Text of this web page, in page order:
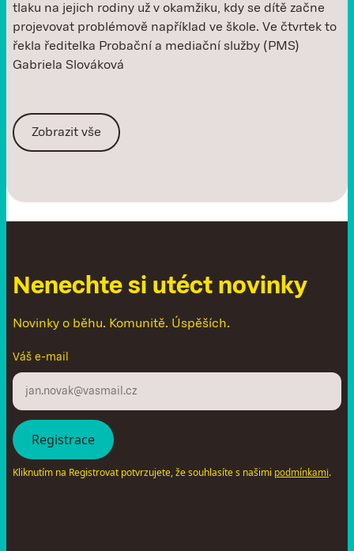
tlaku na jejich rodiny už v okamžiku, kdy se dítě začne
projevovat problémově například ve škole. Ve čtvrtek to
řekla ředitelka Probační a mediační služby (PMS)
Gabriela Slováková
Zobrazit vše
Nenechte si utéct novinky
Novinky o běhu. Komunitě. Úspěších.
Váš e-mail
Kliknutím na Registrovat potvrzujete, že souhlasíte s našimi podmínkami.